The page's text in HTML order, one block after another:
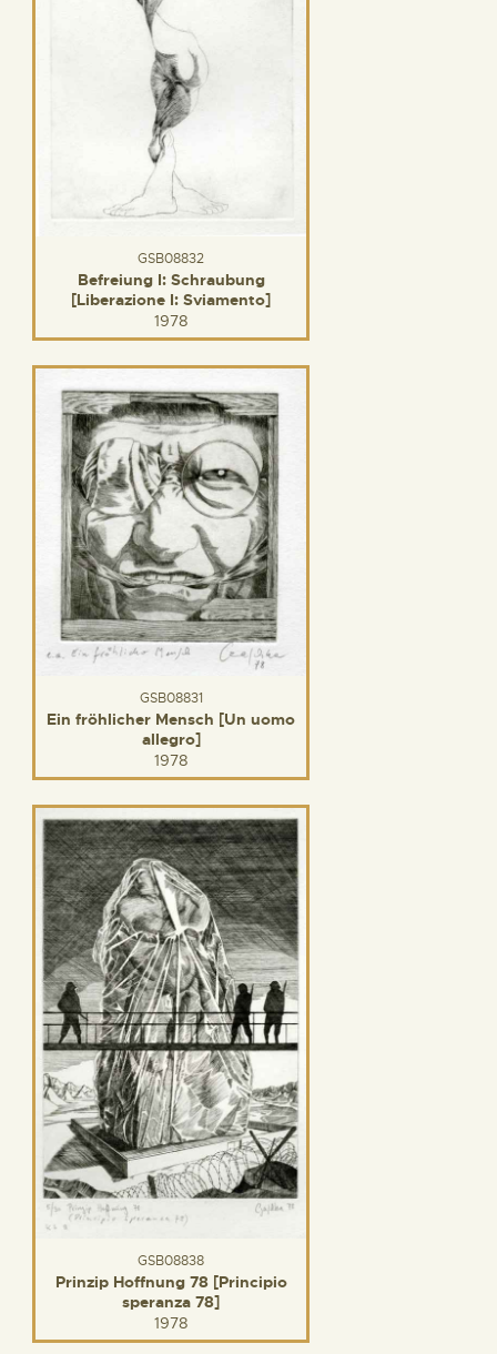
GSB08832
Befreiung I: Schraubung
[Liberazione I: Sviamento]
1978
GSB08831
Ein fröhlicher Mensch [Un uomo
allegro]
1978
GSB08838
Prinzip Hoffnung 78 [Principio
speranza 78]
1978